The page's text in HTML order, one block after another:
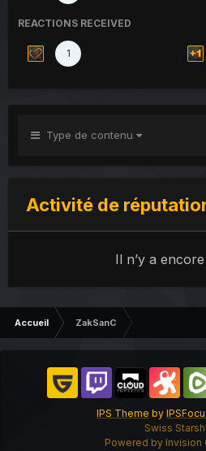
REACTIONS RECEIVED
1
Type de contenu
Activité de
Il n’y a
Accueil ZakSanC
IPS Theme by
Swiss
Powered by Invision